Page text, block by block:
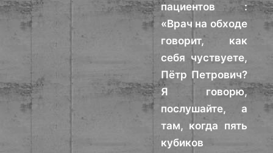
пациентов :
«Врач на обходе
говорит, как
себя чуствуете,
Пётр Петрович?
Я говорю,
послушайте, а
там, когда пять
кубиков